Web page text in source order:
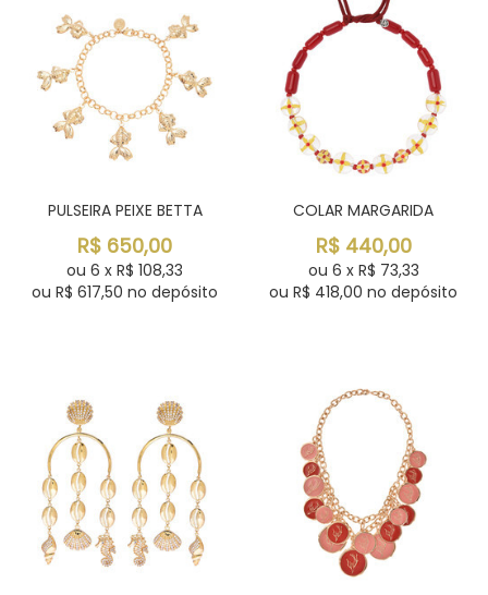
PULSEIRA PEIXE BETTA
R$ 650,00
ou 6 x R$ 108,33
ou R$ 617,50 no depósito
COLAR MARGARIDA
R$ 440,00
ou 6 x R$ 73,33
ou R$ 418,00 no depósito